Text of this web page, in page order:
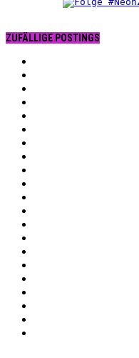
ZUFÄLLIGE POSTINGS